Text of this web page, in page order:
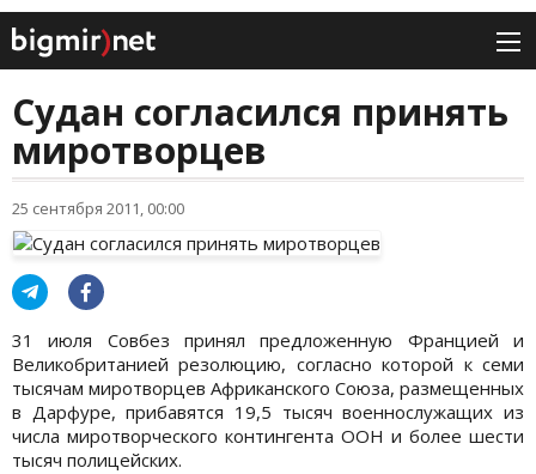
Судан согласился принять
миротворцев
25 сентября 2011, 00:00
31 июля Совбез принял предложенную Францией и
Великобританией резолюцию, согласно которой к семи
тысячам миротворцев Африканского Союза, размещенных
в Дарфуре, прибавятся 19,5 тысяч военнослужащих из
числа миротворческого контингента ООН и более шести
тысяч полицейских.